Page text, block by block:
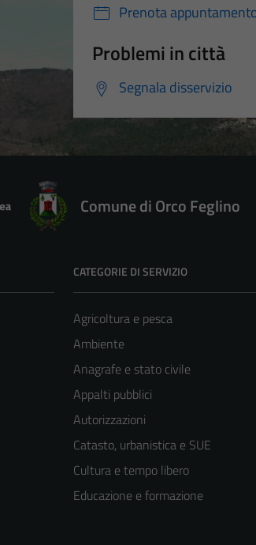
Prenota
Problemi in città
Segnala disservizio
Comune di Orco Feglino
CATEGORIE DI SERVIZIO
Agricoltura e pesca
Ambiente
Anagrafe e stato civile
Appalti pubblici
Autorizzazioni
Catasto, urbanistica e SUE
Cultura e tempo libero
Educazione e formazione